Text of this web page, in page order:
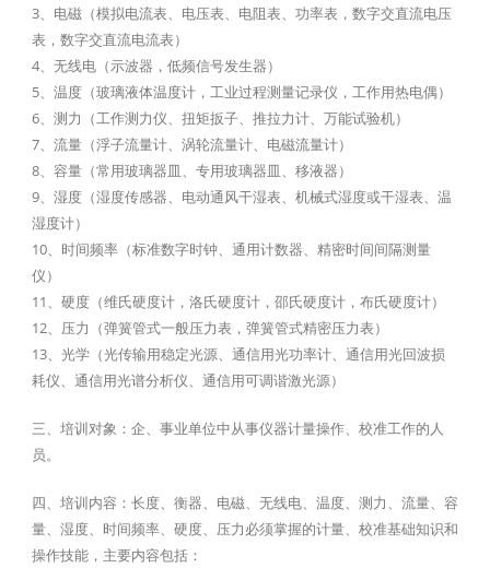
3、电磁（模拟电流表、电压表、电阻表、功率表，数字交直流电压
表，数字交直流电流表）
4、无线电（示波器，低频信号发生器）
5、温度（玻璃液体温度计，工业过程测量记录仪，工作用热电偶）
6、测力（工作测力仪、扭矩扳子、推拉力计、万能试验机）
7、流量（浮子流量计、涡轮流量计、电磁流量计）
8、容量（常用玻璃器皿、专用玻璃器皿、移液器）
9、湿度（湿度传感器、电动通风干湿表、机械式湿度或干湿表、温
湿度计）
10、时间频率（标准数字时钟、通用计数器、精密时间间隔测量
仪）
11、硬度（维氏硬度计，洛氏硬度计，邵氏硬度计，布氏硬度计）
12、压力（弹簧管式一般压力表，弹簧管式精密压力表）
13、光学（光传输用稳定光源、通信用光功率计、通信用光回波损
耗仪、通信用光谱分析仪、通信用可调谐激光源）
三、培训对象：企、事业单位中从事仪器计量操作、校准工作的人
员。
四、培训内容：长度、衡器、电磁、无线电、温度、测力、流量、容
量、湿度、时间频率、硬度、压力必须掌握的计量、校准基础知识和
操作技能，主要内容包括：